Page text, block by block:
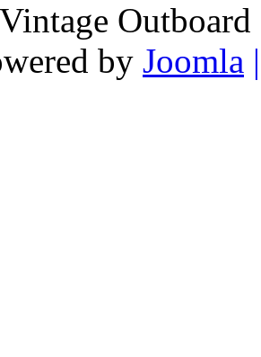
by Joomla